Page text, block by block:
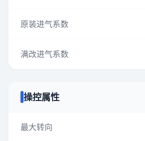
原装进气系数
满改进气系数
操控属性
最大转向